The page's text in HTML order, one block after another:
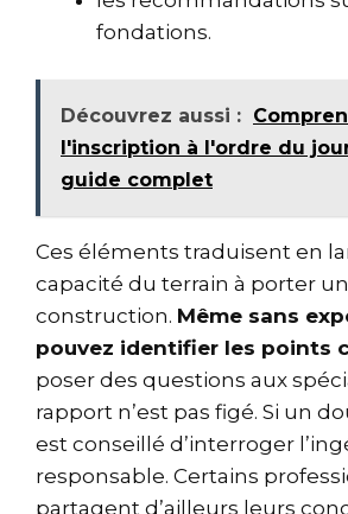
fondations.
Découvrez aussi :
l'inscription à l'ordre du
guide complet
Ces éléments traduisent en
capacité du terrain à porter
construction. Même sans
pouvez identifier les points
poser des questions aux
rapport n’est pas figé. Si un
est conseillé d’interroger
responsable. Certains
partagent d’ailleurs leurs